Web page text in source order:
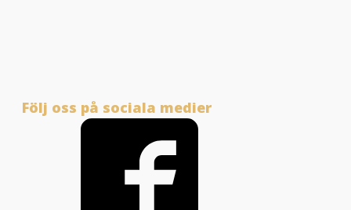
Följ oss på sociala medier